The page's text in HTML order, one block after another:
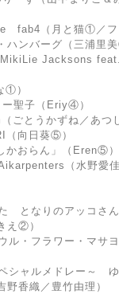
（月と猫①／フ
ンバーグ（三浦里
Jacksons
①）
聖子（Eriy④）
とうかずね／あつ
向日葵⑤）
おらん」（Eren⑤）
（水野愛
となりのアッコさ
え②）
・フラワー・マサ
シャルメドレー～ ゆ
香織／豊竹由理）